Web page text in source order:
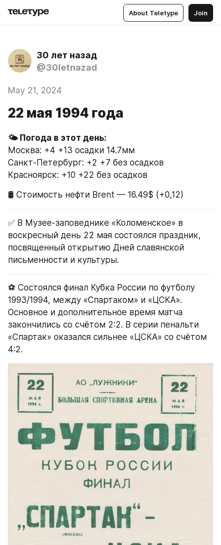
About Teletype Join
30 лет назад
@30letnazad
May 21, 2024
22 мая 1994 года
Москва: +4 +13 осадки 14.7мм
Санкт-Петербург: +2 +7 без осадков
Красноярск: +10 +22 без осадков
🛢 Стоимость нефти Brent — 16.49$ (+0,12)
✅ В Музее-заповеднике «Коломенское» в
воскресный день 22 мая состоялся праздник,
посвященный открытию Дней славянской
письменности и культуры.
⚽️ Состоялся финал Кубка России по футболу
1993/1994, между «Спартаком» и «ЦСКА».
Основное и дополнительное время матча
закончились со счётом 2:2. В серии пенальти
«Спартак» оказался сильнее «ЦСКА» со счётом
4:2.